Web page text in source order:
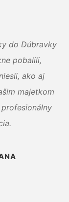
do Dúbravky
pobalili,
ako aj
majetkom